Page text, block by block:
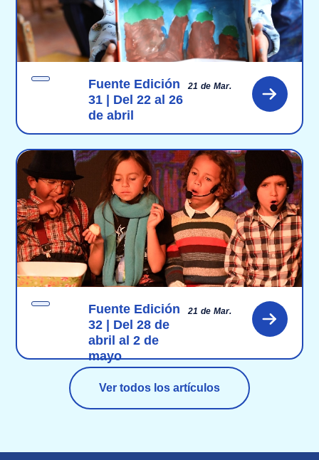
Fuente Edición
31 | Del 22 al 26
de abril
21 de Mar.
Fuente Edición
32 | Del 28 de
abril al 2 de
mayo
21 de Mar.
Ver todos los artículos